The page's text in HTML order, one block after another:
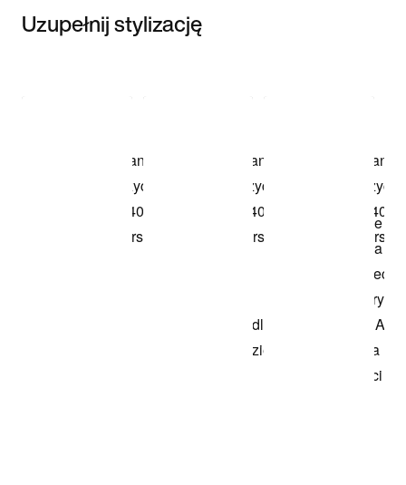
Uzupełnij stylizację